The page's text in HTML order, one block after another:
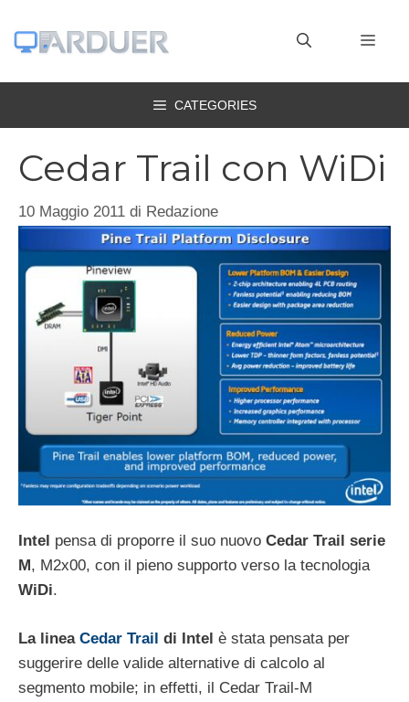
CATEGORIES
Cedar Trail con WiDi
10 Maggio 2011 di Redazione
Intel pensa di proporre il suo nuovo Cedar Trail serie
M , M2x00, con il pieno supporto verso la tecnologia
WiDi.
La linea Cedar Trail di Intel è stata pensata per
suggerire delle valide alternative di calcolo al
segmento mobile; in effetti, il Cedar Trail-M